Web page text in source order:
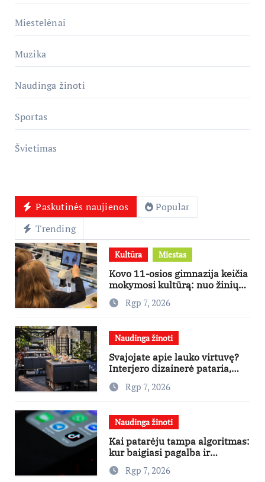
Miestelėnai
Muzika
Naudinga žinoti
Sportas
Švietimas
Paskutinės naujienos
Popular
Trending
Kultūra Miestas
Kovo 11-osios gimnazija keičia
mokymosi kultūrą: nuo žinių
kaupimo – prie jų supratimo ir
taikymo
Rgp 7, 2026
Naudinga žinoti
Svajojate apie lauko virtuvę?
Interjero dizainerė pataria,
nuo ko pradėti
Rgp 7, 2026
Naudinga žinoti
Kai patarėju tampa algoritmas:
kur baigiasi pagalba ir
prasideda reklama?
Rgp 7, 2026